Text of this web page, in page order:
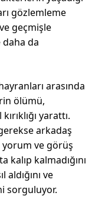
gözlemleme
geçmişle
daha da
arasında
ölümü,
yarattı.
arkadaş
yorum ve görüş
kalıp kalmadığını
ve
sorguluyor.